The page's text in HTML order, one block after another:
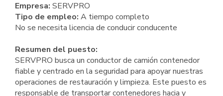
Empresa: SERVPRO
Tipo de empleo: A tiempo completo
No se necesita licencia de conducir conducente
Resumen del puesto:
SERVPRO busca un conductor de camión contenedor
fiable y centrado en la seguridad para apoyar nuestras
operaciones de restauración y limpieza. Este puesto es
responsable de transportar contenedores hacia y